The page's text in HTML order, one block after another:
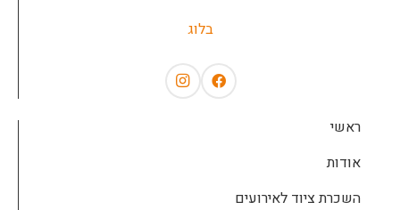
בלוג
ראשי
אודות
השכרת ציוד לאירועים